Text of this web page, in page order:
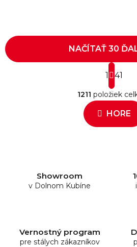
O
v
l
á
d
NAČÍTAŤ 30
S
t
r
á
k
o
1 41
1211 položiek
HORE
Showroom
v Dolnom Kubíne
Vernostný program
pre stálych zákazníkov